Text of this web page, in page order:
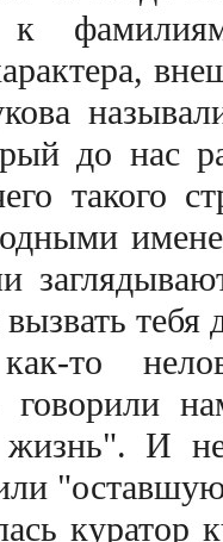
к
до нас
такого
тебя
то
говорили
И
куратор